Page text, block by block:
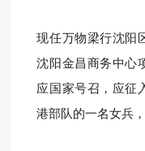
现任万物梁行沈阳
沈阳金昌商务中心
应国家号召，应征
港部队的一名女兵